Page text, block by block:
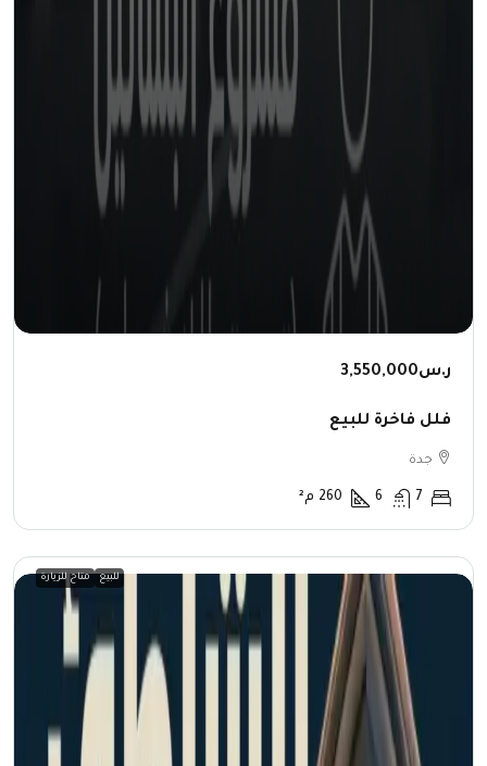
ر.س3,550,000
فلل فاخرة للبيع
جدة
7
6
260 م²
للبيع متاح للزيارة